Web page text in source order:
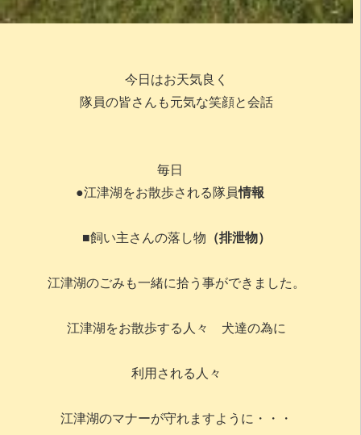
今日はお天気良く
隊員の皆さんも元気な笑顔と会話
毎日
●江津湖をお散歩される隊員情報
■飼い主さんの落し物 （排泄物）
江津湖のごみも一緒に拾う事ができました。
江津湖をお散歩する人々 犬達の為に
利用される人々
江津湖のマナーが守れますように・・・